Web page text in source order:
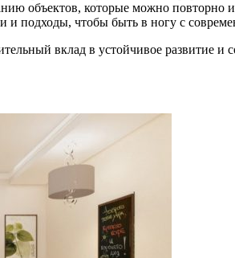
объектов, которые можно повторно
и подходы, чтобы быть в ногу с
вклад в устойчивое развитие и